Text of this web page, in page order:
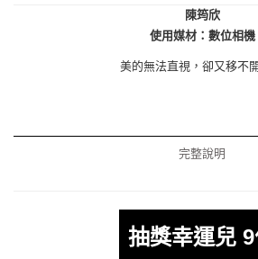
陳筠欣
使用媒材：數位相機
美的無法直視，卻又移不
抽獎幸運兒